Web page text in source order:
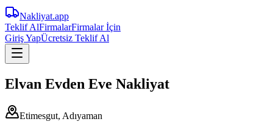
Nakliyat.app
Teklif AlFirmalarFirmalar İçin
Giriş YapÜcretsiz Teklif Al
Elvan Evden Eve Nakliyat
Etimesgut, Adıyaman